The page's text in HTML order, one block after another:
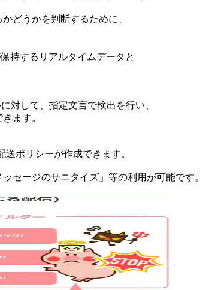
どうかを判断するために、
持するリアルタイムデータと
対して、指定文言で検出を行い、
ます。
ポリシーが作成できます。
セージのサニタイズ」等の利用が可能です。